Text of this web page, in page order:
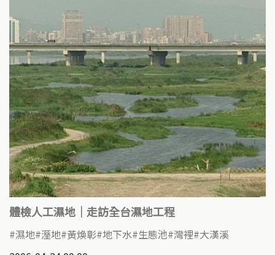
體檢人工濕地｜走訪全台濕地工程
濕地 溼地 黃煥彰 地下水 生態池 灣裡 大漢溪